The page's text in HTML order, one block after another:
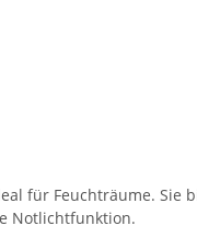
für Feuchträume. Sie
Notlichtfunktion.